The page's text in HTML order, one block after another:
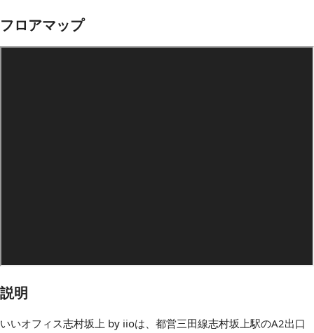
フロアマップ
説明
いいオフィス志村坂上 by iioは、都営三田線志村坂上駅のA2出口